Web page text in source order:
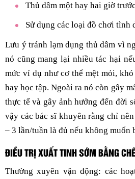
Thủ dâm một hay hai giờ
Sử dụng các loại đồ chơi tình
Lưu ý tránh lạm dụng thủ dâm vì
nó cũng mang lại nhiều tác hại
mức ví dụ như cơ thể mệt mỏi,
hay học tập. Ngoài ra nó còn gây
thực tế và gây ảnh hưởng đến đời
vậy các bác sĩ khuyên rằng chỉ
– 3 lần/tuần là đủ nếu không muốn
ĐIỀU TRỊ XUẤT TINH SỚM BẰNG
Thường xuyên vận động: các